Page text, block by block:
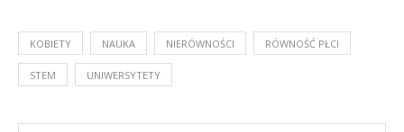
KOBIETY NAUKA NIERÓWNOŚCI RÓWNOŚĆ PŁCI
STEM UNIWERSYTETY